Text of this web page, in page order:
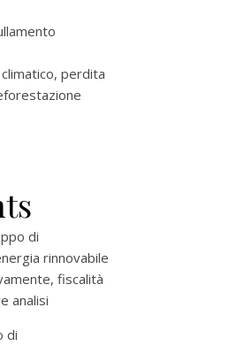
perdita
di
rinnovabile
fiscalità
analisi
di